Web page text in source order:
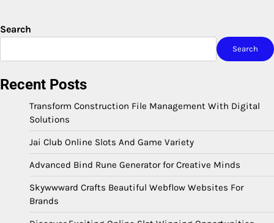
Search
Search
Recent Posts
Transform Construction File Management With Digital
Solutions
Jai Club Online Slots And Game Variety
Advanced Bind Rune Generator for Creative Minds
Skywwward Crafts Beautiful Webflow Websites For
Brands